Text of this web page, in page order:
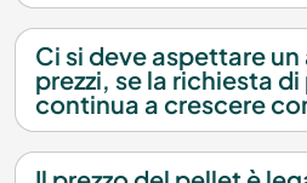
Ci si deve aspettare
prezzi, se la richiesta
continua a crescere